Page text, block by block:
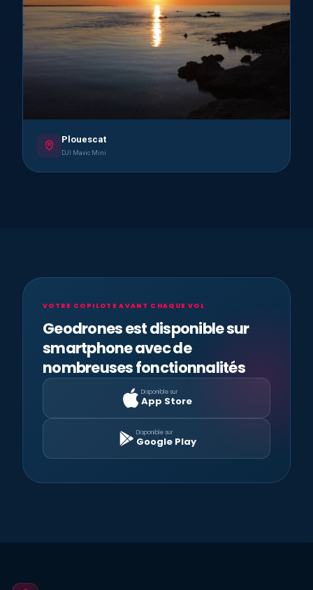
Plouescat
DJI Mavic Mini
VOTRE COPILOTE AVANT CHAQUE VOL
Geodrones est disponible sur
smartphone avec de
nombreuses fonctionnalités
Disponible sur
App Store
Disponible sur
Google Play